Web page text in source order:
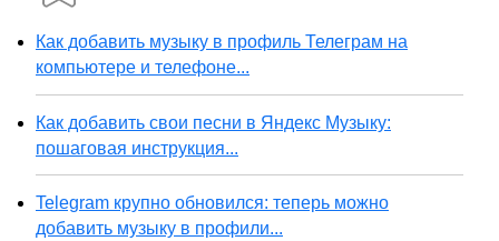
Как добавить музыку в профиль Телеграм на
компьютере и телефоне...
Как добавить свои песни в Яндекс Музыку:
пошаговая инструкция...
Telegram крупно обновился: теперь можно
добавить музыку в профили...